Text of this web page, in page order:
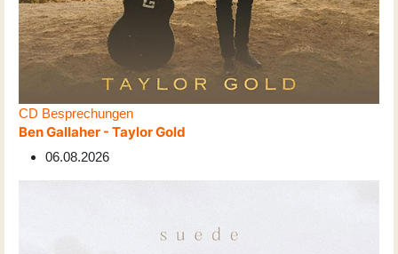
CD Besprechungen
Ben Gallaher - Taylor Gold
06.08.2026